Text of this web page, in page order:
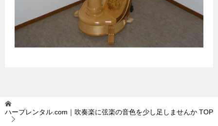
ハープレンタル.com｜吹奏楽に弦楽の音色を少し足しませんか TOP